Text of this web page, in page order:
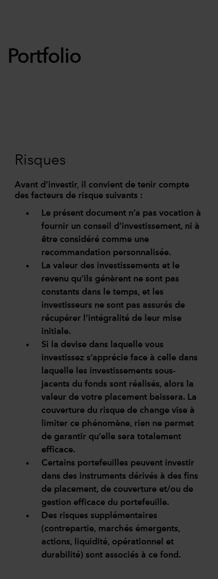
Portfolio
Risques
Avant d’investir, il convient de tenir compte
des facteurs de risque suivants :
Le présent document n’a pas vocation à
fournir un conseil d’investissement, ni à
être considéré comme une
recommandation personnalisée.
La valeur des investissements et le
revenu qu’ils génèrent ne sont pas
constants dans le temps, et les
investisseurs ne sont pas assurés de
récupérer l’intégralité de leur mise
initiale.
Si la devise dans laquelle vous
investissez s’apprécie face à celle dans
laquelle les investissements sous-
jacents du fonds sont réalisés, alors la
valeur de votre placement baissera. La
couverture du risque de change vise à
limiter ce phénomène, rien ne permet
de garantir qu’elle sera totalement
efficace.
Certains portefeuilles peuvent investir
dans des instruments dérivés à des fins
de placement, de couverture et/ou de
gestion efficace du portefeuille.
Des risques supplémentaires
(contrepartie, marchés émergents,
actions, liquidité, opérationnel et
durabilité) sont associés à ce fond.